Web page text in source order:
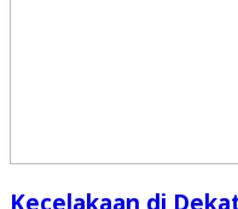
Kecelakaan di